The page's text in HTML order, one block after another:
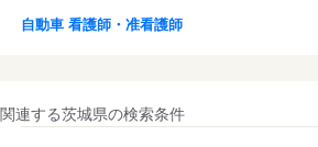
自動車 看護師・准看護師
関連する茨城県の検索条件